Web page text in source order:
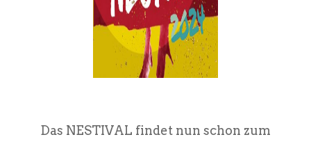
Das NESTIVAL findet nun schon zum